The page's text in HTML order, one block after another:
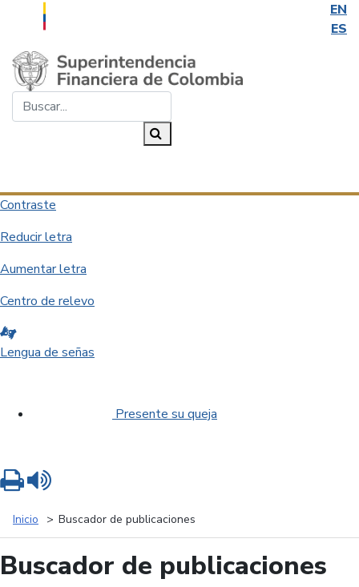
EN
ES
Saltar al contenido principal
Contraste
Reducir letra
Aumentar letra
Centro de relevo
Lengua de señas
Presente su queja
Inicio Buscador de publicaciones
Buscador de publicaciones
Imprimir